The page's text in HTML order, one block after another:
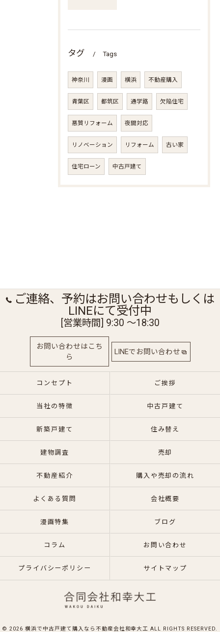
タグ Tags
神奈川 漫画 横浜 不動産購入
青葉区 都筑区 通学路 欠陥住宅
悪質リフォーム 夜間対応
リノベーション リフォーム 古い家
住宅ローン 中古戸建て
ご連絡、予約はお問い合わせもしくは
LINEにて受付中
[営業時間] 9:30 〜18:30
お問い合わせはこち
ら
LINEでお問い合わせ
コンセプト ご挨拶
当社の特徴 中古戸建て
新築戸建て 住み替え
建物調査 売却
不動産紹介 購入や売却の流れ
よくある質問 会社概要
漫画特集 ブログ
コラム お問い合わせ
プライバシーポリシー サイトマップ
© 2026 横浜で中古戸建て購入なら不動産会社和幸大工 ALL RIGHTS RESERVED.